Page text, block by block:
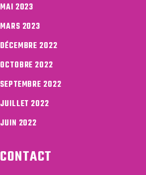
MAI 2023
MARS 2023
DÉCEMBRE 2022
OCTOBRE 2022
SEPTEMBRE 2022
JUILLET 2022
JUIN 2022
CONTACT